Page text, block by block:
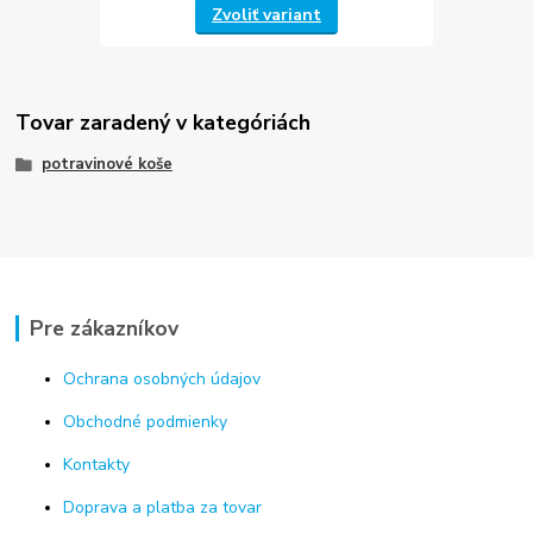
Zvoliť variant
Tovar zaradený v kategóriách
potravinové koše
Pre zákazníkov
Ochrana osobných údajov
Obchodné podmienky
Kontakty
Doprava a platba za tovar